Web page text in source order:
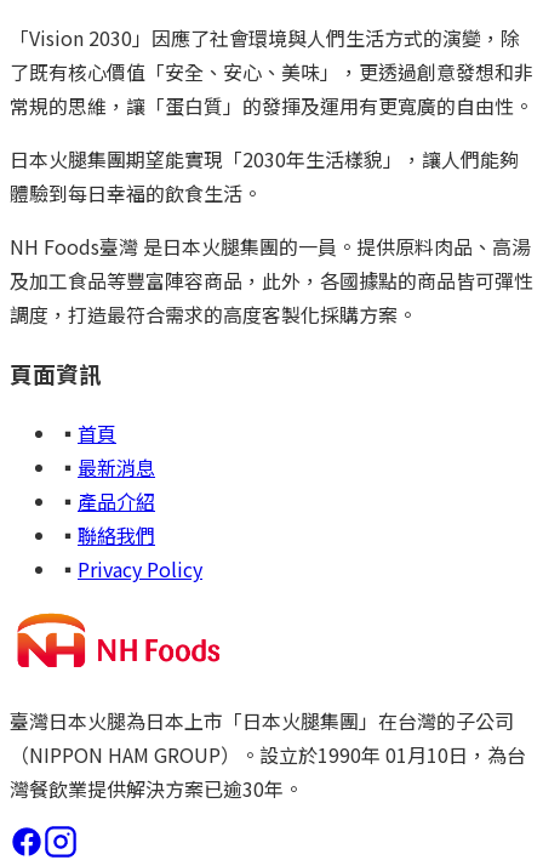
「Vision 2030」因應了社會環境與人們生活方式的演變，除
了既有核心價值「安全、安心、美味」，更透過創意發想和非
常規的思維，讓「蛋白質」的發揮及運用有更寬廣的自由性。
日本火腿集團期望能實現「2030年生活樣貌」，讓人們能夠
體驗到每日幸福的飲食生活。
NH Foods臺灣 是日本火腿集團的一員。提供原料肉品、高湯
及加工食品等豐富陣容商品，此外，各國據點的商品皆可彈性
調度，打造最符合需求的高度客製化採購方案。
頁面資訊
▪ 首頁
▪ 最新消息
▪ 產品介紹
▪ 聯絡我們
▪ Privacy Policy
臺灣日本火腿為日本上市「日本火腿集團」在台灣的子公司
（NIPPON HAM GROUP）。設立於1990年 01月10日，為台
灣餐飲業提供解決方案已逾30年。